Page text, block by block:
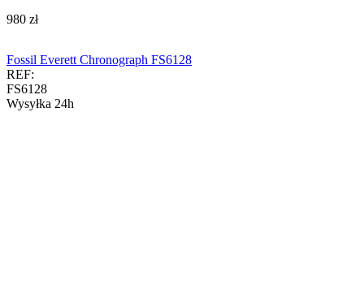
‍980‍ zł
Fossil Everett Chronograph FS6128
REF:
FS6128
Wysyłka 24h